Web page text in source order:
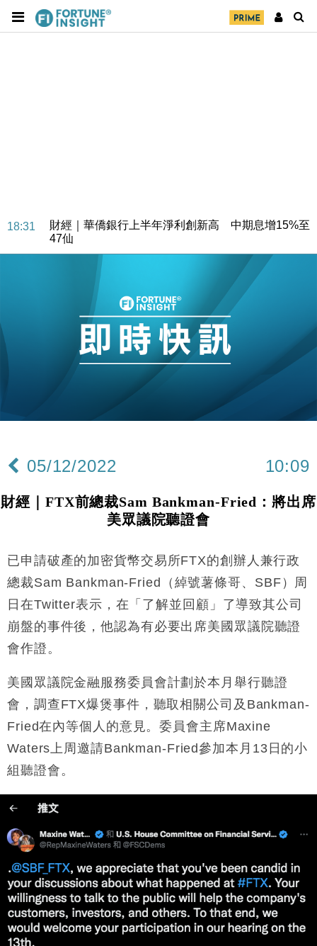
18:31
財經｜華僑銀行上半年淨利創新高 中期息增15%至
47仙
財經｜滙豐上調香港今年GDP預測至4.5% 看好貿易
及消費表現
本地｜假冒內地執法人員要求交「保證金」 43歲女子
損失近6900萬元
財經｜日經失守6.5萬點後回穩 全周仍升近2%
15:47
財經｜恒隆10月換帥 玩具「反」斗城亞洲CEO蔡德
財經｜韓股反覆波動收跌 連挫7周創逾3年最長跌勢
12:44
財經｜日本春季三度入市撐日圓 4月單日斥6.28萬億
11:12
國際｜特朗普料美伊戰事快結束 承認部分彈藥庫存緊
司
18:31
財經｜華僑銀行上半年淨利創新高 中期息增15%至
財經｜滙豐上調香港今年GDP預測至4.5% 看好貿易
及消費表現
16:47
本地｜假冒內地執法人員要求交「保證金」 43歲女子
16:05
財經｜日經失守6.5萬點後回穩 全周仍升近2%
15:47
財經｜恒隆10月換帥 玩具「反」斗城亞洲CEO蔡德
粦接任
財經｜韓股反覆波動收跌 連挫7周創逾3年最長跌勢
13:44
財經｜內地7月美元計價出口增近24%勝預期 貿易順
差達1125億美元
12:44
財經｜日本春季三度入市撐日圓 4月單日斥6.28萬億
日圓干預創新高
11:12
國際｜特朗普料美伊戰事快結束 承認部分彈藥庫存緊
張
15:59
財經｜SA售股自救後再出手 斥4億美元押注未上市公
司
05/12/2022 10:09
財經｜FTX前總裁Sam Bankman-Fried：將出席
美眾議院聽證會
已申請破產的加密貨幣交易所FTX的創辦人兼行政
總裁Sam Bankman-Fried（綽號薯條哥、SBF）周
日在Twitter表示，在「了解並回顧」了導致其公司
崩盤的事件後，他認為有必要出席美國眾議院聽證
會作證。
美國眾議院金融服務委員會計劃於本月舉行聽證
會，調查FTX爆煲事件，聽取相關公司及Bankman-
Fried在內等個人的意見。委員會主席Maxine
Waters上周邀請Bankman-Fried參加本月13日的小
組聽證會。